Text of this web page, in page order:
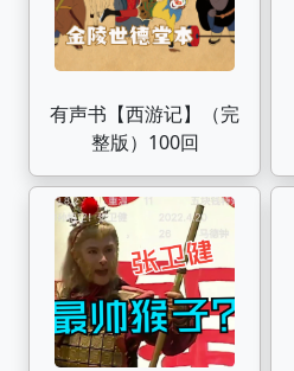
有声书【西游记】（完
整版）100回